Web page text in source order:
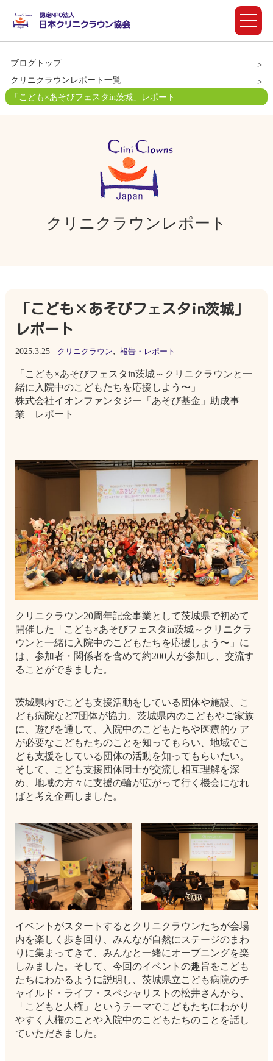
ブログトップ
クリニクラウンレポート一覧
「こども×あそびフェスタin茨城」レポート
クリニクラウンレポート
「こども×あそびフェスタin茨城」
レポート
2025.3.25 クリニクラウン, 報告・レポート
「こども×あそびフェスタin茨城～クリニクラウンと一
緒に入院中のこどもたちを応援しよう〜」
株式会社イオンファンタジー「あそび基金」助成事
業 レポート
クリニクラウン20周年記念事業として茨城県で初めて
開催した「こども×あそびフェスタin茨城～クリニクラ
ウンと一緒に入院中のこどもたちを応援しよう〜」に
は、参加者・関係者を含めて約200人が参加し、交流す
ることができました。
茨城県内でこども支援活動をしている団体や施設、こ
ども病院など7団体が協力。茨城県内のこどもやご家族
に、遊びを通して、入院中のこどもたちや医療的ケア
が必要なこどもたちのことを知ってもらい、地域でこ
ども支援をしている団体の活動を知ってもらいたい。
そして、こども支援団体同士が交流し相互理解を深
め、地域の方々に支援の輪が広がって行く機会になれ
ばと考え企画しました。
イベントがスタートするとクリニクラウンたちが会場
内を楽しく歩き回り、みんなが自然にステージのまわ
りに集まってきて、みんなと一緒にオープニングを楽
しみました。そして、今回のイベントの趣旨をこども
たちにわかるように説明し、茨城県立こども病院のチ
ャイルド・ライフ・スペシャリストの松井さんから、
「こどもと人権」というテーマでこどもたちにわかり
やすく人権のことや入院中のこどもたちのことを話し
ていただきました。